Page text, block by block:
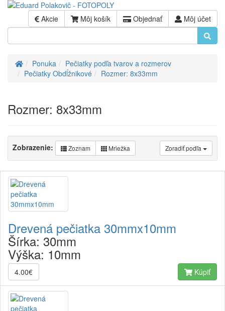
Akcie Môj košík Objednať Môj účet
ÚvodPonuka
Pečiatky podľa tvarov a rozmerov
Pečiatky Obdĺžnikové
Rozmer: 8x33mm
Rozmer: 8x33mm
Zoradiť podľa
Zobrazenie: Zoznam Mriežka
Drevená pečiatka 30mmx10mm
Šírka: 30mm
Výška: 10mm
4.00€ Kúpiť